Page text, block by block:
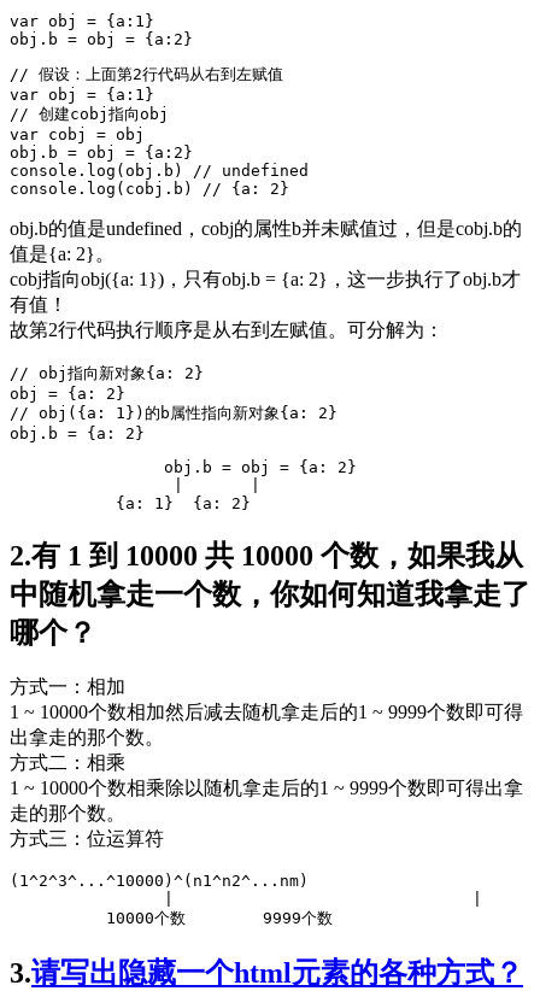
var obj = {a : 1
obj . b = obj = {a : 2}
// 假设：上面第2行代码从右到左赋值
var obj = {a : 1
// 创建cobj指向obj
var cobj =
obj . b = obj = {a : 2
console . log (obj . b )
// undefined
console . log ( cobj . b ) // {a: 2}
obj.b的值是undefined，cobj的属性b并未赋值过，但是cobj.b的
值是{a: 2}。
cobj指向obj({a: 1})，只有obj.b = {a: 2}，这一步执行了obj.b才
有值！
故第2行代码执行顺序是从右到左赋值。可分解为：
// obj指向新对象{a: 2}
obj = {a : 2
// obj({a: 1})的b属性指向新对象{a: 2}
obj . b = {a : 2}
obj . b = obj = {a : 2}
	   {a
: 1 }  {a : 2}
2.有 1 到 10000 共 10000 个数，如果我从
中随机拿走一个数，你如何知道我拿走了
哪个？
方式一：相加
1 ~ 10000个数相加然后减去随机拿走后的1 ~ 9999个数即可得
出拿走的那个数。
方式二：相乘
1 ~ 10000个数相乘除以随机拿走后的1 ~ 9999个数即可得出拿
走的那个数。
方式三：位运算符
( 1^2^3^ ... ^10000 ) ^(n1^n2^ ... nm)
10000个数 9999个数
3.请写出隐藏一个html元素的各种方式？